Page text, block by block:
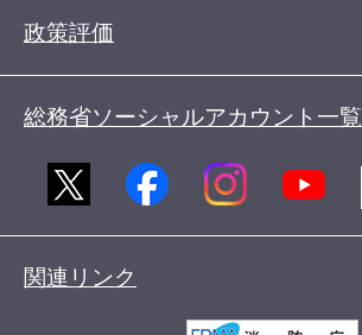
政策評価
総務省ソーシャルアカウント一覧
関連リンク